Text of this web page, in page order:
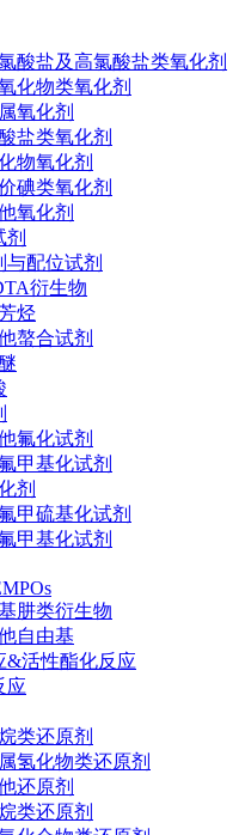
酸盐及高氯酸盐类氧化剂
化物类氧化剂
氧化剂
盐类氧化剂
物氧化剂
碘类氧化剂
氧化剂
剂
与配位试剂
衍生物
烃
螯合试剂
氟化试剂
甲基化试剂
剂
甲硫基化试剂
甲基化试剂
肼类衍生物
自由基
&活性酯化反应
应
类还原剂
氢化物类还原剂
还原剂
类还原剂